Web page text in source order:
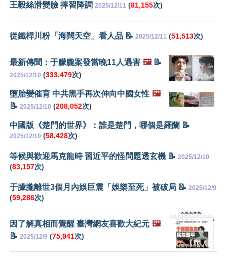
王毅絲滑變臉 捧習降調 2025/12/11 (81,155次)
從鐵桿川粉「海闊天空」看人品 📝 2025/12/11 (51,513次)
最新傳聞：于朦朧案發當晚11人遇害 🖼️📝
2025/12/10 (333,479次)
墮胎變催育 中共黑手再次伸向中國女性 🖼️
📝 2025/12/10 (208,052次)
中國版《楚門的世界》：誰是楚門，哪個是羅蘭 📝
2025/12/10 (58,428次)
等候與歡迎馬克龍時 習近平的怪問題透玄機 📝 2025/12/10
(83,157次)
于朦朧離世3個月內娛巨震「娛樂至死」被破局 📝 2025/12/9
(59,286次)
因了解真相而覺醒 臺灣網友喜歡大紀元 🖼️
📝 2025/12/9 (75,941次)